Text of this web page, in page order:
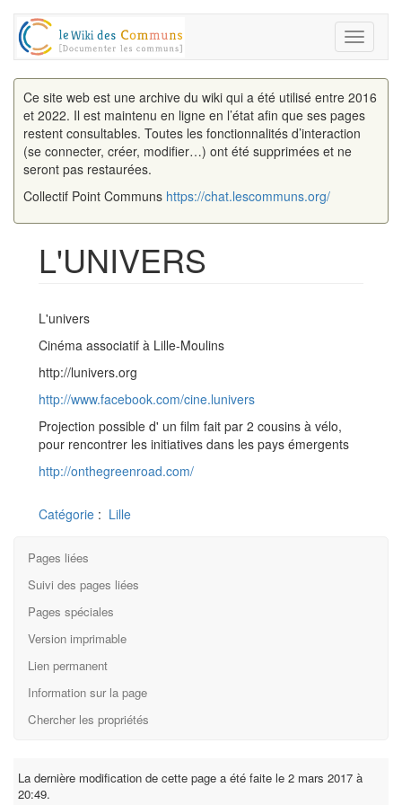
Toggle
Ce site web est une archive du wiki qui a été utilisé entre 2016
et 2022. Il est maintenu en ligne en l’état afin que ses pages
restent consultables. Toutes les fonctionnalités d’interaction
(se connecter, créer, modifier…) ont été supprimées et ne
seront pas restaurées.
Collectif Point Communs https://chat.lescommuns.org/
L'UNIVERS
L'univers
Cinéma associatif à Lille-Moulins
http://lunivers.org
http://www.facebook.com/cine.lunivers
Projection possible d' un film fait par 2 cousins à vélo,
pour rencontrer les initiatives dans les pays émergents
http://onthegreenroad.com/
Catégorie : Lille
Pages liées
Suivi des pages liées
Pages spéciales
Version imprimable
Lien permanent
Information sur la page
Chercher les propriétés
La dernière modification de cette page a été faite le 2 mars 2017 à
20:49.